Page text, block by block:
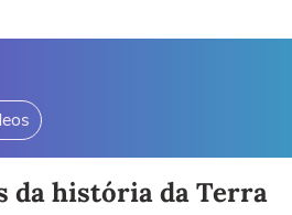
da história da Terra